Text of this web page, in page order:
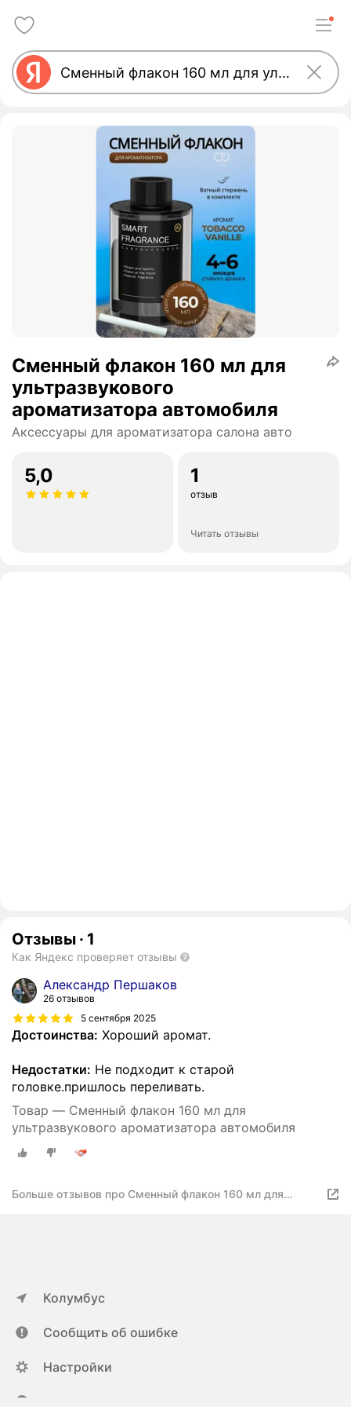
Сменный флакон 160 мл для
ультразвукового
ароматизатора автомобиля
Аксессуары для ароматизатора салона авто
5,0 1
отзыв
Читать отзывы
Отзывы · 1
Как Яндекс проверяет отзывы
Александр Першаков
26 отзывов
5 сентября 2025
Достоинства: Хороший аромат.
Недостатки: Не подходит к старой
головке.пришлось переливать.
Товар — Сменный флакон 160 мл для
ультразвукового ароматизатора автомобиля
Больше отзывов про Сменный флакон 160 мл для
Колумбус
Сообщить об ошибке
Настройки